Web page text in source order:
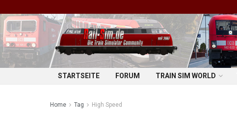
STARTSEITE FORUM TRAIN SIM WORLD
Home Tag High Speed